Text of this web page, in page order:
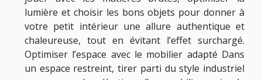
lumière et choisir les bons objets pour donner à
votre petit intérieur une allure authentique et
chaleureuse, tout en évitant l’effet surchargé.
Optimiser l’espace avec le mobilier adapté Dans
un espace restreint, tirer parti du style industriel